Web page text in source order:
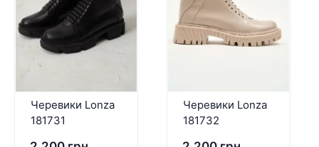
Черевики Lonza
181731
Черевики Lonza
181732